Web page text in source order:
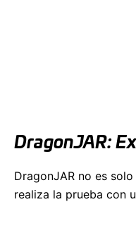
DragonJAR:
DragonJAR no es
realiza la prueba con